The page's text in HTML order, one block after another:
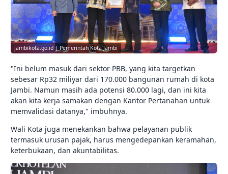
jambikota.go.id | Pemerintah Kota Jambi
"Ini belum masuk dari sektor PBB, yang kita targetkan
sebesar Rp32 miliyar dari 170.000 bangunan rumah di kota
Jambi. Namun masih ada potensi 80.000 lagi, dan ini kita
akan kita kerja samakan dengan Kantor Pertanahan untuk
memvalidasi datanya," imbuhnya.
Wali Kota juga menekankan bahwa pelayanan publik
termasuk urusan pajak, harus mengedepankan keramahan,
keterbukaan, dan akuntabilitas.